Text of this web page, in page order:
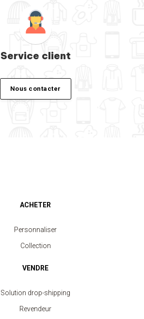
Service client
Nous contacter
ACHETER
Personnaliser
Collection
VENDRE
Solution drop-shipping
Revendeur